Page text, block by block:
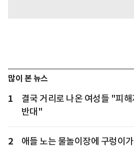
많이 본 뉴스
1
결국 거리로 나온 여성들 "피
반대"
2 애들 노는 물놀이장에 구렁이